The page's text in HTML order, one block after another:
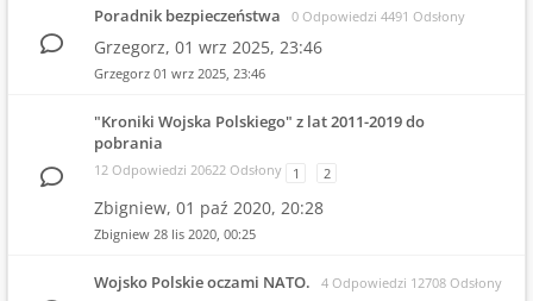
Poradnik bezpieczeństwa 0 Odpowiedzi 4491 Odsłony
Grzegorz, 01 wrz 2025, 23:46
Grzegorz 01 wrz 2025, 23:46
"Kroniki Wojska Polskiego" z lat 2011-2019 do
pobrania
12 Odpowiedzi 20622 Odsłony 1 2
Zbigniew, 01 paź 2020, 20:28
Zbigniew 28 lis 2020, 00:25
Wojsko Polskie oczami NATO. 4 Odpowiedzi 12708 Odsłony